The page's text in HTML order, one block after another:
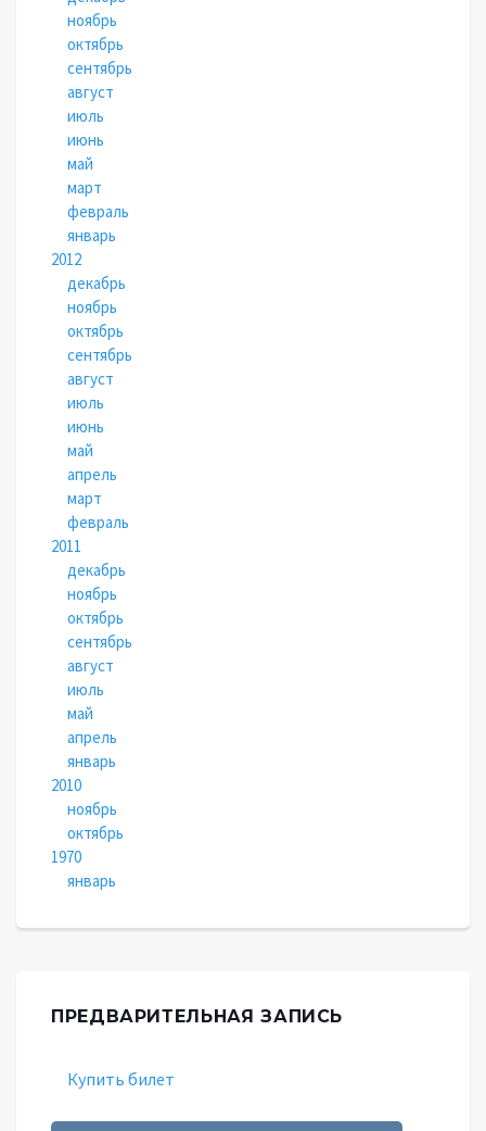
ноябрь
октябрь
сентябрь
август
июль
июнь
май
март
февраль
январь
2012
декабрь
ноябрь
октябрь
сентябрь
август
июль
июнь
май
апрель
март
февраль
2011
декабрь
ноябрь
октябрь
сентябрь
август
июль
май
апрель
январь
2010
ноябрь
октябрь
1970
январь
ПРЕДВАРИТЕЛЬНАЯ ЗАПИСЬ
Купить билет